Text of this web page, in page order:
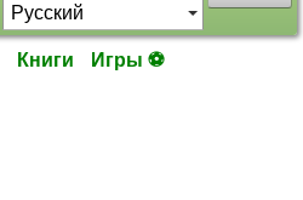
Книги Игры ⚽